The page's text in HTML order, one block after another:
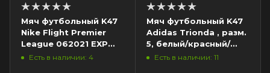
Мяч футбольный K47
Nike Flight Premier
League 062021 EXP
SC8235, разм. 5,
Есть в наличии: 4
Мяч футбольный K47
Adidas Trionda , разм.
5, белый/красный/
синий/зеленый
Есть в наличии: 11